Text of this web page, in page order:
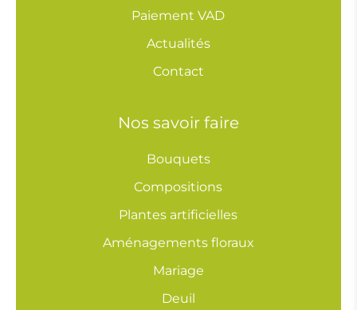
Paiement VAD
Actualités
Contact
Nos savoir faire
Bouquets
Compositions
Plantes artificielles
Aménagements floraux
Mariage
Deuil